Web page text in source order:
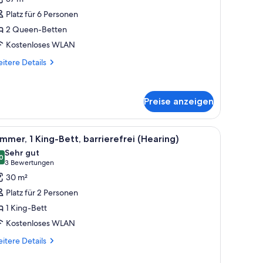
Platz für 6 Personen
2 Queen-Betten
Kostenloses WLAN
Details
Preise anzeigen
Schreibtisch mit Fernseher, einem Sessel, einer Schreibtischlampe,
Ein Hotelzimmer mit Schreibtisch, Stuhl,
5 1 King-Bett, barrierefrei (Hearing)
von 10
Sehr gut
3 Bewertungen
(3
Bewertungen)
30 m²
Platz für 2 Personen
1 King-Bett
Kostenloses WLAN
Details